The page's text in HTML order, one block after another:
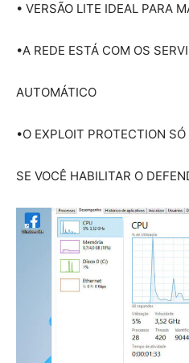
• VERSÃO LITE IDEAL PARA
•A REDE ESTÁ COM OS
AUTOMÁTICO
•O EXPLOIT PROTECTION
SE VOCÊ HABILITAR O